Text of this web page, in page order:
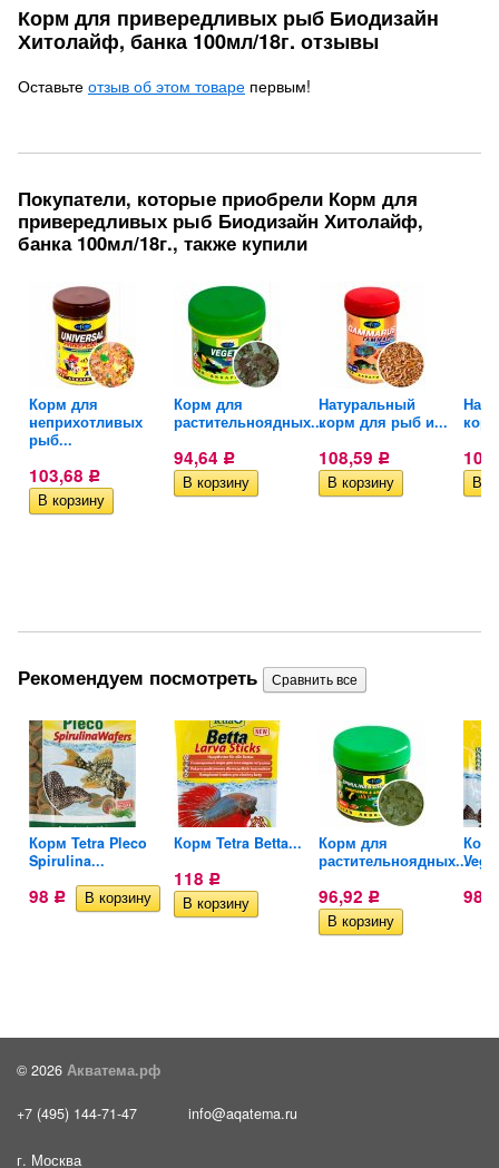
Корм для привередливых рыб Биодизайн
Хитолайф, банка 100мл/18г. отзывы
Оставьте отзыв об этом товаре первым!
Покупатели, которые приобрели Корм для
привередливых рыб Биодизайн Хитолайф,
банка 100мл/18г., также купили
Корм для
неприхотливых
рыб...
103,68 Р
Корм для
растительноядных...
94,64 Р
Натуральный
корм для рыб и...
108,59 Р
Рекомендуем посмотреть
Корм Tetra Pleco
Spirulina...
98 Р
Корм Tetra Betta...
118 Р
Корм для
растительноядных...
96,92 Р 98
© 2026 Акватема.рф
+7 (495) 144-71-47 info@aqatema.ru
г. Москва